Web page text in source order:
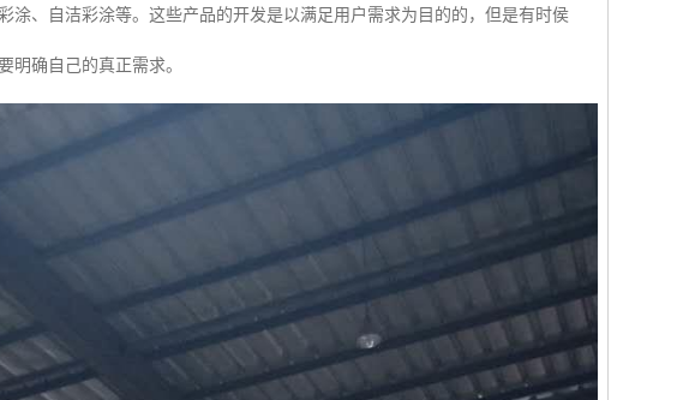
涂、自洁彩涂等。这些产品的开发是以满足用户需求为目的的，但是有时侯
明确自己的真正需求。